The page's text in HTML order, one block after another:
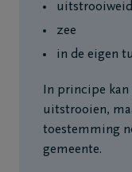
zee
in de eigen
In principe kan
uitstrooien,
toestemming
gemeente.